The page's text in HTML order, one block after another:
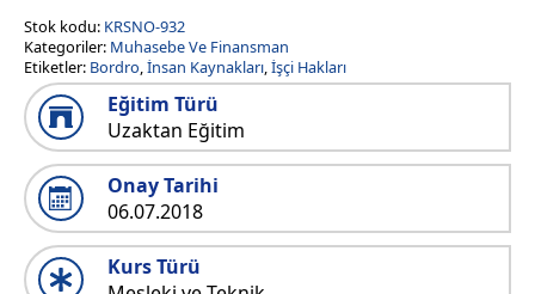
Stok kodu: KRSNO-932
Kategoriler: Muhasebe Ve Finansman
Etiketler: Bordro,İnsan Kaynakları,İşçi Hakları
Eğitim Türü
Uzaktan Eğitim
Onay Tarihi
06.07.2018
Kurs Türü